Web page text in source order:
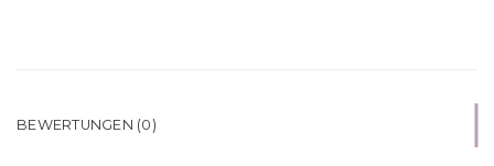
BEWERTUNGEN (0)